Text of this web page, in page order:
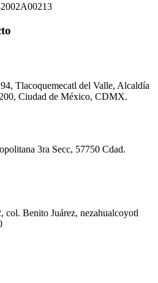
Tlacoquemecatl del Valle, Alcaldía
Ciudad de México, CDMX.
3ra Secc, 57750 Cdad.
col. Benito Juárez, nezahualcoyotl